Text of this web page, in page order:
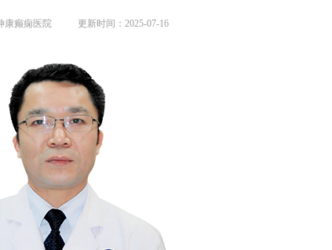
康癫痫医院 更新时间：2025-07-16